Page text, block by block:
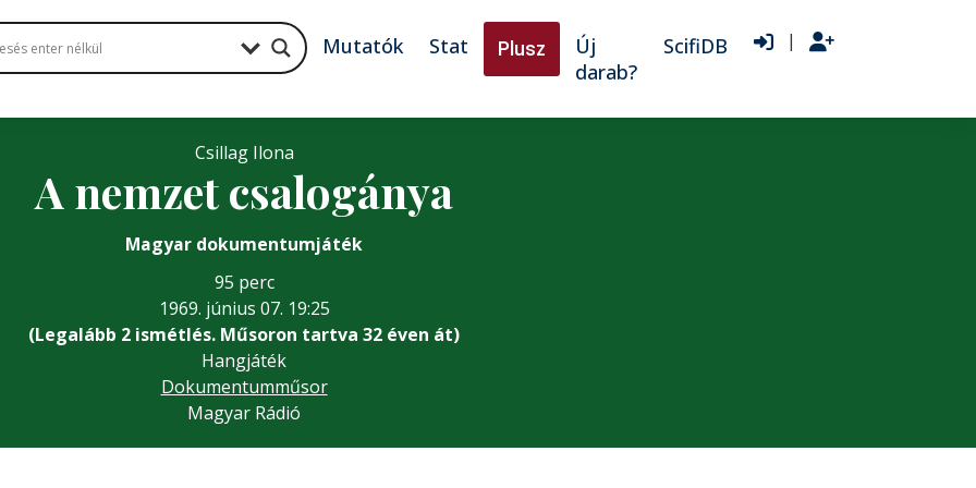
Mutatók Stat Plusz
Új
darab?
ScifiDB |
Csillag Ilona
A nemzet csalogánya
Magyar dokumentumjáték
95 perc
1969. június 07. 19:25
(Legalább 2 ismétlés. Műsoron tartva 32 éven át)
Hangjáték
Dokumentumműsor
Magyar Rádió